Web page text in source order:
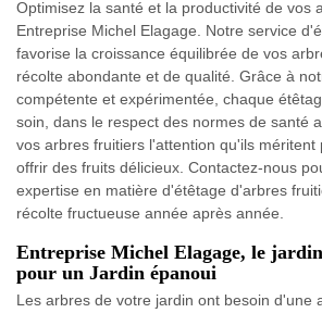
Optimisez la santé et la productivité de vos
Entreprise Michel Elagage. Notre service
favorise la croissance équilibrée de vos
récolte abondante et de qualité. Grâce à
compétente et expérimentée, chaque
soin, dans le respect des normes de santé
vos arbres fruitiers l'attention qu'ils méritent
offrir des fruits délicieux. Contactez-nous
expertise en matière d'étêtage d'arbres
récolte fructueuse année après année.
Entreprise Michel Elagage, le
pour un Jardin épanoui
Les arbres de votre jardin ont besoin d'une